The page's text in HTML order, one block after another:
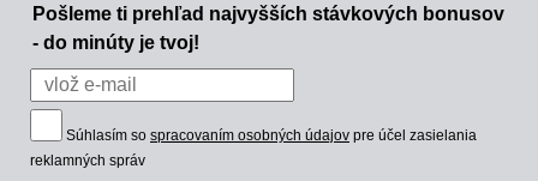
Pošleme ti prehľad najvyšších stávkových bonusov
- do minúty je tvoj!
Súhlasím so spracovaním osobných údajov pre účel zasielania
reklamných správ